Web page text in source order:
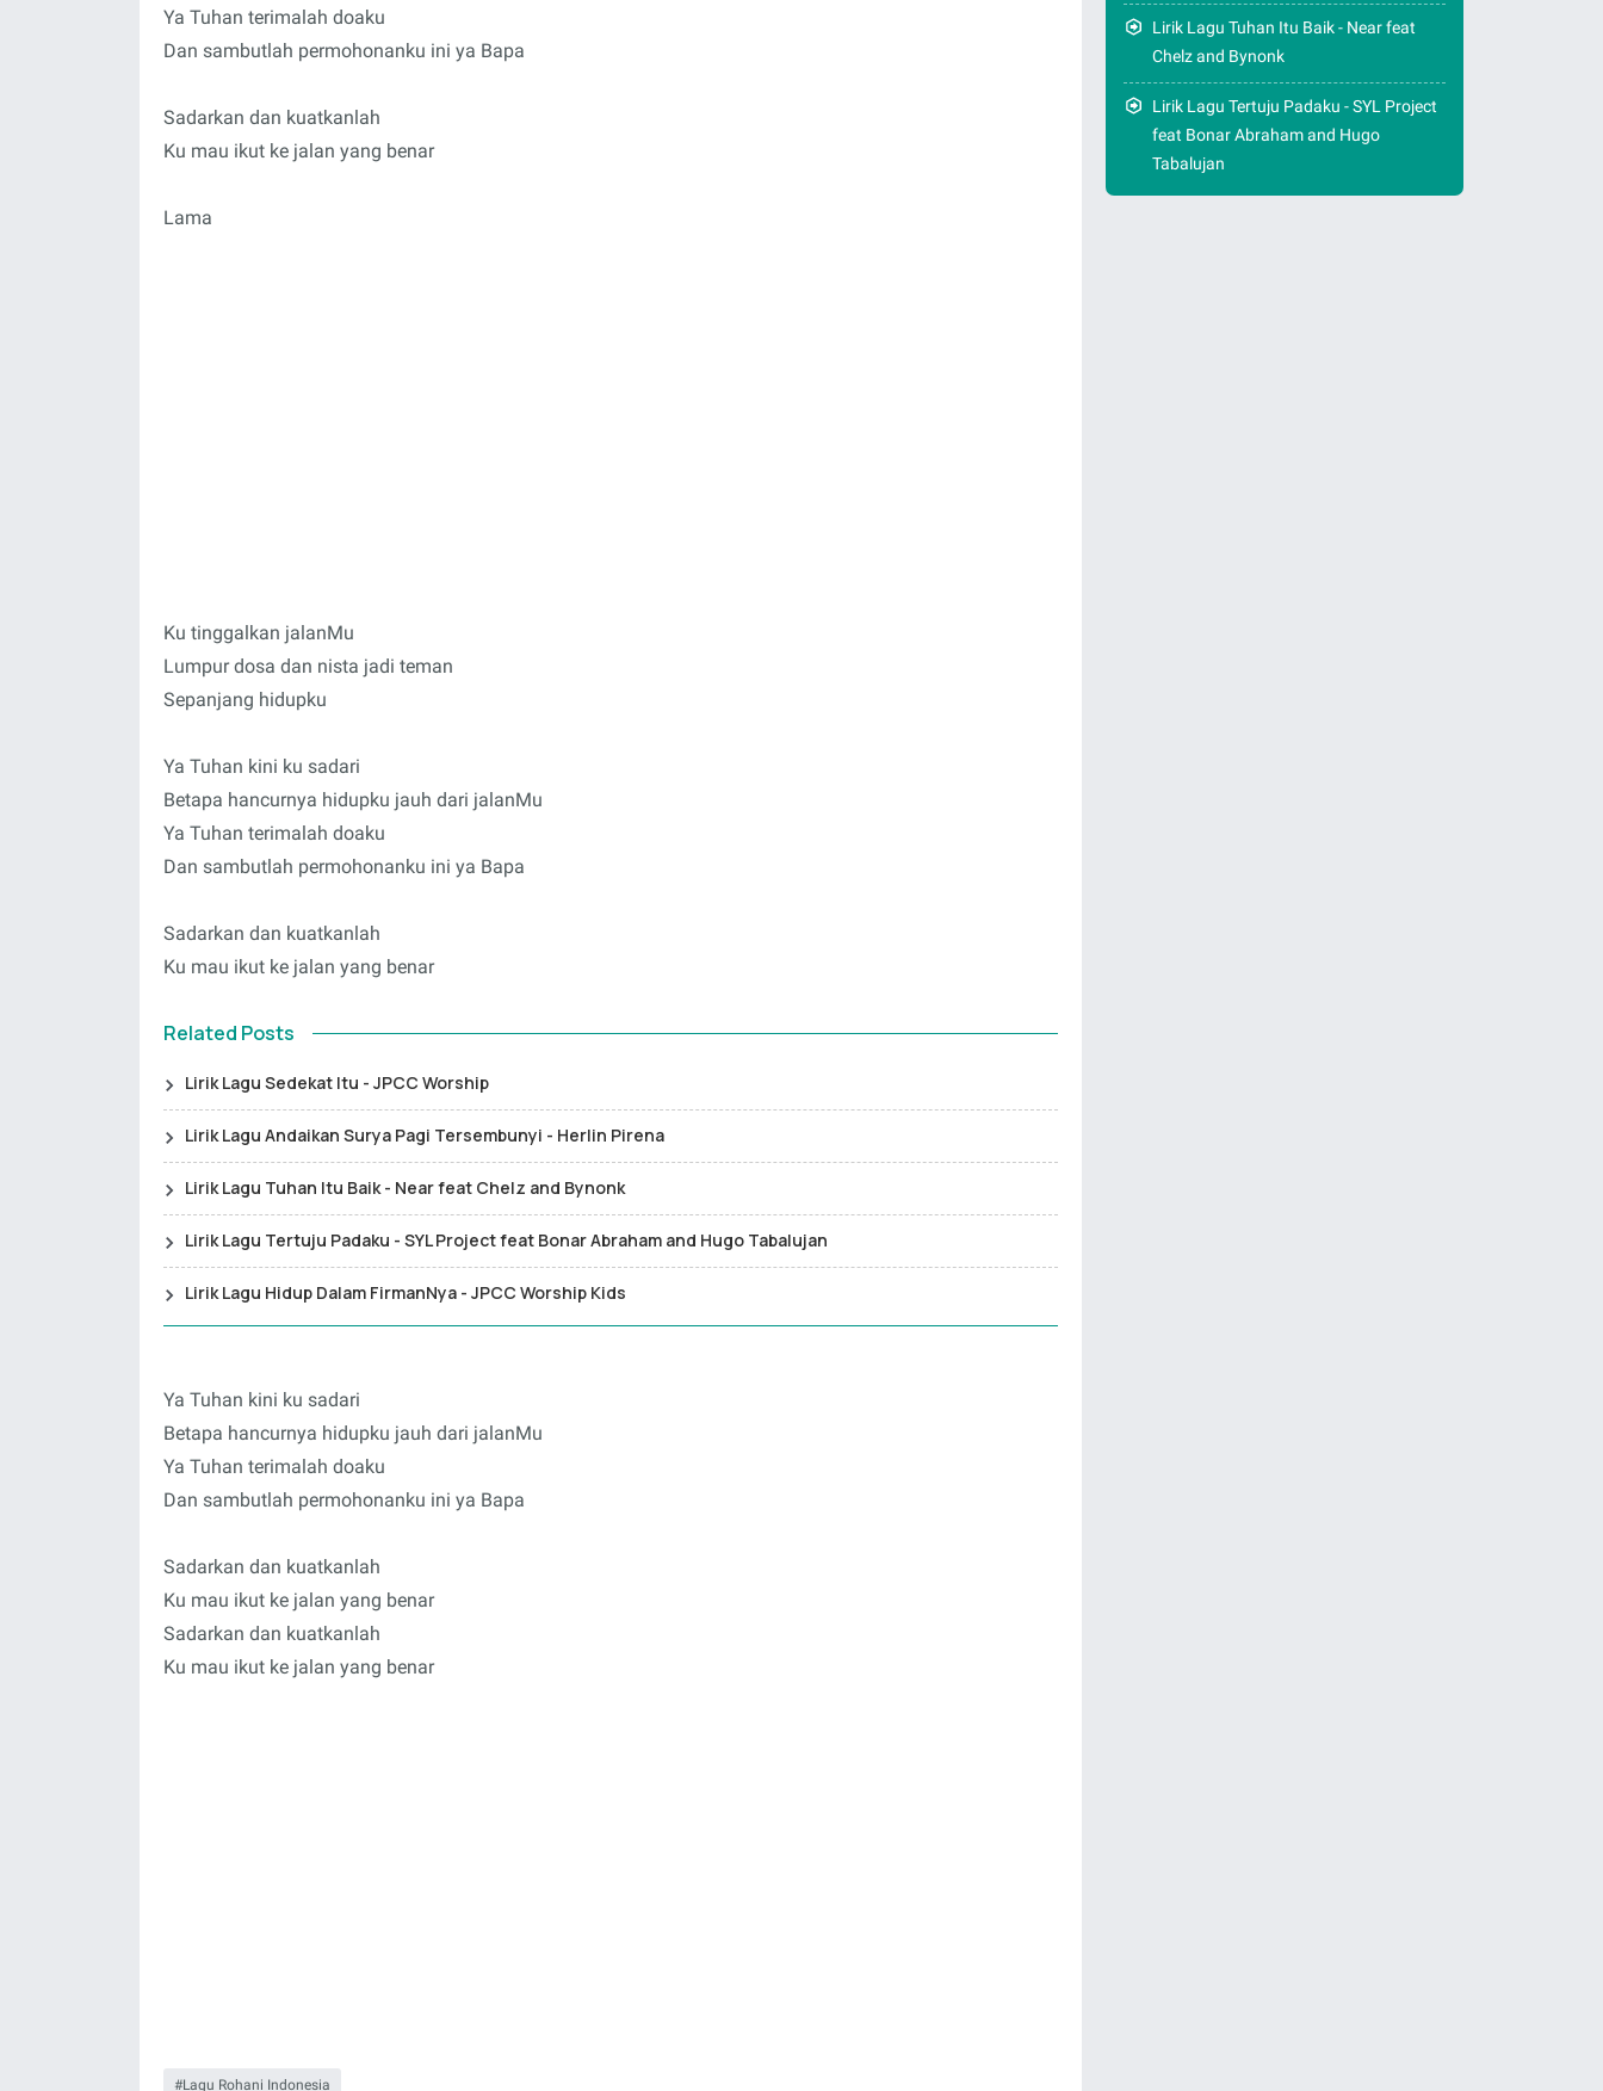
Ya Tuhan terimalah doaku
Dan sambutlah permohonanku ini ya Bapa
Sadarkan dan kuatkanlah
Ku mau ikut ke jalan yang benar
Lama
Ku tinggalkan jalanMu
Lumpur dosa dan nista jadi teman
Sepanjang hidupku
Ya Tuhan kini ku sadari
Betapa hancurnya hidupku jauh dari jalanMu
Ya Tuhan terimalah doaku
Dan sambutlah permohonanku ini ya Bapa
Sadarkan dan kuatkanlah
Ku mau ikut ke jalan yang benar
Related Posts
Lirik Lagu Sedekat Itu - JPCC Worship
Lirik Lagu Andaikan Surya Pagi Tersembunyi - Herlin Pirena
Lirik Lagu Tuhan Itu Baik - Near feat Chelz and Bynonk
Lirik Lagu Tertuju Padaku - SYL Project feat Bonar Abraham and Hugo Tabalujan
Lirik Lagu Hidup Dalam FirmanNya - JPCC Worship Kids
Ya Tuhan kini ku sadari
Betapa hancurnya hidupku jauh dari jalanMu
Ya Tuhan terimalah doaku
Dan sambutlah permohonanku ini ya Bapa
Sadarkan dan kuatkanlah
Ku mau ikut ke jalan yang benar
Sadarkan dan kuatkanlah
Ku mau ikut ke jalan yang benar
Lagu Rohani Indonesia
Lirik Lagu Tuhan Itu Baik - Near feat
Chelz and Bynonk
Lirik Lagu Tertuju Padaku - SYL Project
feat Bonar Abraham and Hugo
Tabalujan